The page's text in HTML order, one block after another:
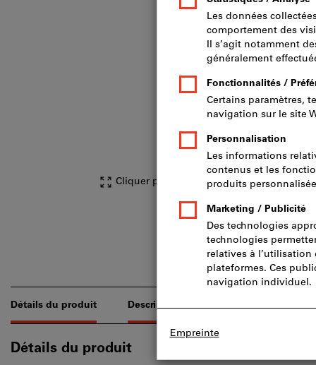
Cliquer pour agrandir l’image
Détails du produit Description
Détails du produit